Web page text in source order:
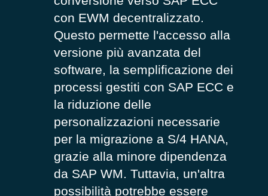
con EWM decentralizzato.
Questo permette l'accesso alla
versione più avanzata del
software, la semplificazione dei
processi gestiti con SAP ECC e
la riduzione delle
personalizzazioni necessarie
per la migrazione a S/4 HANA,
grazie alla minore dipendenza
da SAP WM. Tuttavia, un'altra
possibilità potrebbe essere